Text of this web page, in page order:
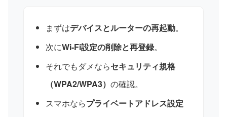
まずはデバイスとルーターの再起動。
次にWi-Fi設定の削除と再登録。
それでもダメならセキュリティ規格
（WPA2/WPA3）の確認。
スマホならプライベートアドレス設定